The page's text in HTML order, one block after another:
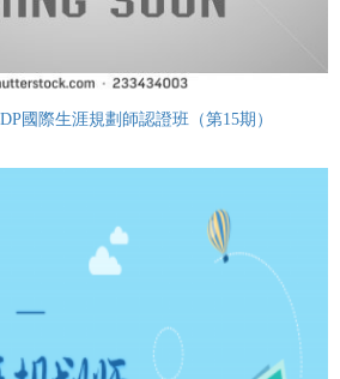
國際生涯規劃師認證班（第15期）